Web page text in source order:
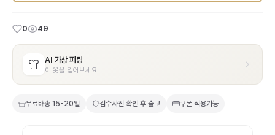
0 49
AI 가상 피팅
이 옷을 입어보세요
무료배송 15-20일 검수사진 확인 후 출고 쿠폰 적용가능